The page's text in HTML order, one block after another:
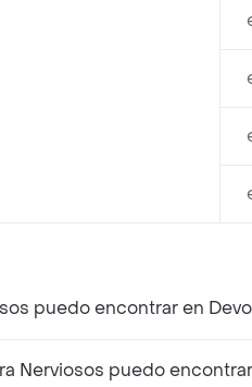
puedo encontrar en
Nerviosos puedo